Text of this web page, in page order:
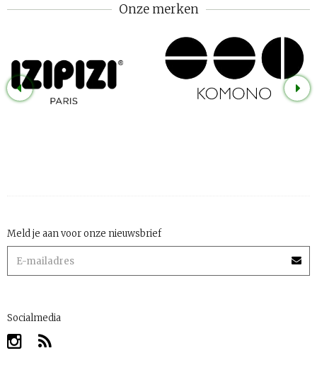
Onze merken
Meld je aan voor onze nieuwsbrief
Socialmedia